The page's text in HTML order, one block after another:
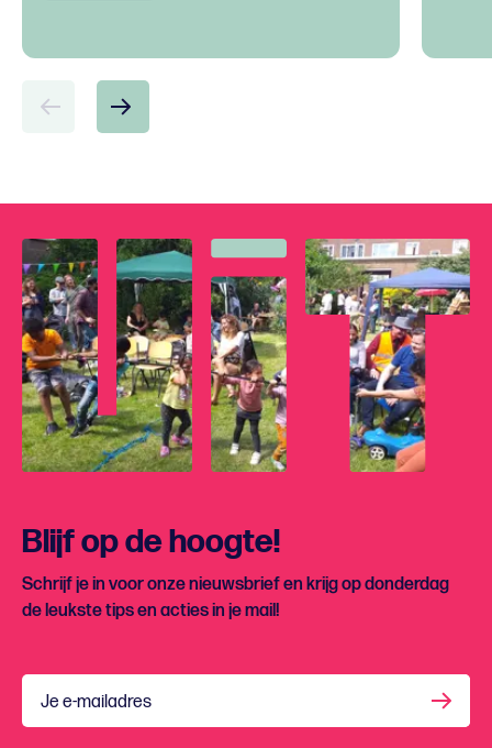
Blijf op de hoogte!
Schrijf je in voor onze nieuwsbrief en krijg op donderdag
de leukste tips en acties in je mail!
Je e-mailadres